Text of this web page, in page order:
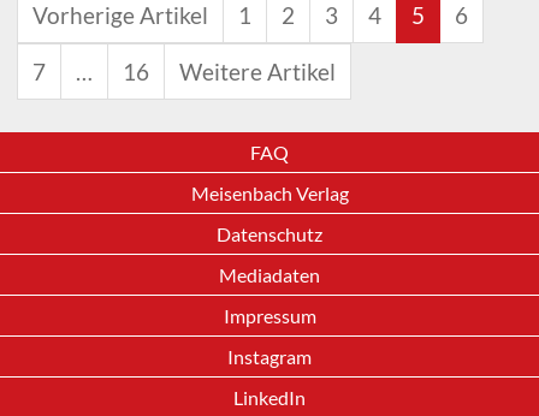
Vorherige Artikel 1 2 3 4 5 6
7 … 16 Weitere Artikel
FAQ
Meisenbach Verlag
Datenschutz
Mediadaten
Impressum
Instagram
LinkedIn